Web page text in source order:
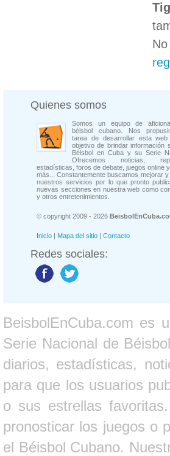
Quienes somos
Somos un equipo de
béisbol cubano. Nos
tarea de desarrollar esta
objetivo de brindar información
Béisbol en Cuba y su Serie
Ofrecemos noticias,
estadísticas, foros de debate, juegos online
más... Constantemente buscamos mejorar y
nuestros servicios por lo que pronto
nuevas secciones en nuestra web como
y otros entretenimientos.
© copyright 2009 - 2026
Inicio | Mapa del sitio | Contacto
Redes sociales:
BeisbolEnCuba.com es
Serie Nacional de
diarios, estadísticas,
para que los usuarios
o sus estrellas
pronosticar los juegos o
el Béisbol Cubano.